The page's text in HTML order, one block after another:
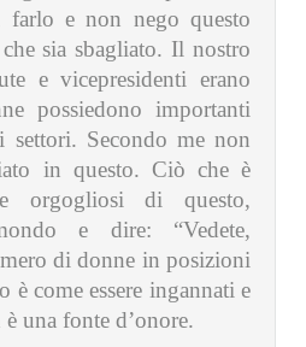
e non nego questo
sia sbagliato. Il nostro
e vicepresidenti erano
possiedono importanti
Secondo me non
in questo. Ciò che è
orgogliosi di questo,
e dire: “Vedete,
di donne in posizioni
è come essere ingannati e
una fonte d’onore.